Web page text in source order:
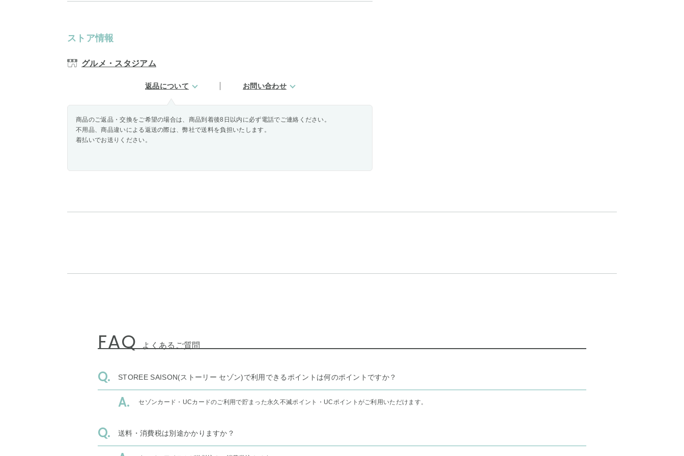
ストア情報
グルメ・スタジアム
返品について お問い合わせ
商品のご返品・交換をご希望の場合は、商品到着後8日以内に必ず電話でご連絡ください。
不用品、商品違いによる返送の際は、弊社で送料を負担いたします。
着払いでお送りください。
FAQ よくあるご質問
STOREE SAISON(ストーリー セゾン)で利用できるポイントは何のポイントですか？
セゾンカード・UCカードのご利用で貯まった永久不滅ポイント・UCポイントがご利用いただけます。
送料・消費税は別途かかりますか？